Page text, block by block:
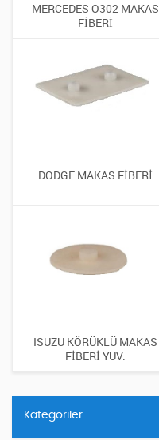
MERCEDES O302 MAKAS
FİBERİ
DODGE MAKAS FİBERİ
ISUZU KÖRÜKLÜ MAKAS
FİBERİ YUV.
Kategoriler